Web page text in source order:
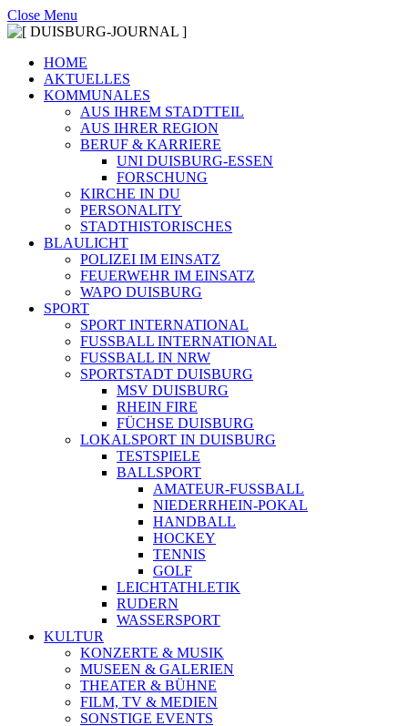
Close Menu
HOME
AKTUELLES
KOMMUNALES
AUS IHREM STADTTEIL
AUS IHRER REGION
BERUF & KARRIERE
UNI DUISBURG-ESSEN
FORSCHUNG
KIRCHE IN DU
PERSONALITY
STADTHISTORISCHES
BLAULICHT
POLIZEI IM EINSATZ
FEUERWEHR IM EINSATZ
WAPO DUISBURG
SPORT
SPORT INTERNATIONAL
FUSSBALL INTERNATIONAL
FUSSBALL IN NRW
SPORTSTADT DUISBURG
MSV DUISBURG
RHEIN FIRE
FÜCHSE DUISBURG
LOKALSPORT IN DUISBURG
TESTSPIELE
BALLSPORT
AMATEUR-FUSSBALL
NIEDERRHEIN-POKAL
HANDBALL
HOCKEY
TENNIS
GOLF
LEICHTATHLETIK
RUDERN
WASSERSPORT
KULTUR
KONZERTE & MUSIK
MUSEEN & GALERIEN
THEATER & BÜHNE
FILM, TV & MEDIEN
SONSTIGE EVENTS